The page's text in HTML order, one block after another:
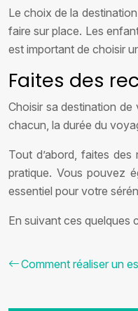
Le choix de la
faire sur place. Les
est important de choisir
Faites des
Choisir sa destination
chacun, la durée du
Tout d’abord, faites
pratique. Vous pouvez
essentiel pour votre
En suivant ces quelques
Comment réaliser un